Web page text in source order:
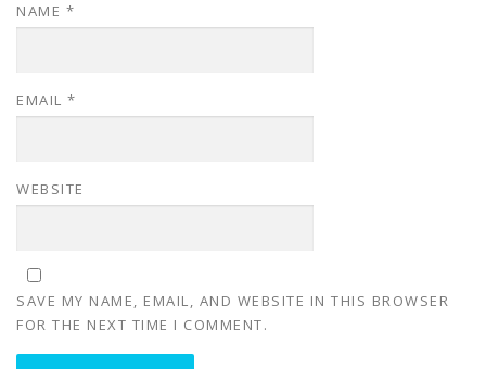
NAME *
EMAIL *
WEBSITE
SAVE MY NAME, EMAIL, AND WEBSITE IN THIS BROWSER
FOR THE NEXT TIME I COMMENT.